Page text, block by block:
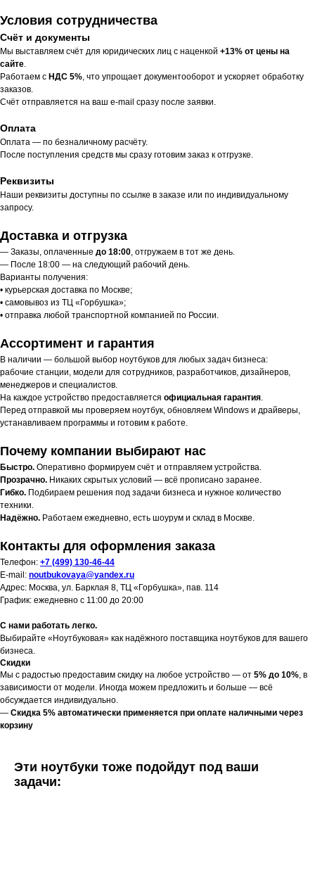
Условия сотрудничества
Счёт и документы
Мы выставляем счёт для юридических лиц с наценкой +13% от цены на
сайте.
Работаем с НДС 5%, что упрощает документооборот и ускоряет обработку
заказов.
Счёт отправляется на ваш e-mail сразу после заявки.
Оплата
Оплата — по безналичному расчёту.
После поступления средств мы сразу готовим заказ к отгрузке.
Реквизиты
Наши реквизиты доступны по ссылке в заказе или по индивидуальному
запросу.
Доставка и отгрузка
— Заказы, оплаченные до 18:00, отгружаем в тот же день.
— После 18:00 — на следующий рабочий день.
Варианты получения:
• курьерская доставка по Москве;
• самовывоз из ТЦ «Горбушка»;
• отправка любой транспортной компанией по России.
Ассортимент и гарантия
В наличии — большой выбор ноутбуков для любых задач бизнеса:
рабочие станции, модели для сотрудников, разработчиков, дизайнеров,
менеджеров и специалистов.
На каждое устройство предоставляется официальная гарантия.
Перед отправкой мы проверяем ноутбук, обновляем Windows и драйверы,
устанавливаем программы и готовим к работе.
Почему компании выбирают нас
Быстро. Оперативно формируем счёт и отправляем устройства.
Прозрачно. Никаких скрытых условий — всё прописано заранее.
Гибко. Подбираем решения под задачи бизнеса и нужное количество
техники.
Надёжно. Работаем ежедневно, есть шоурум и склад в Москве.
Контакты для оформления заказа
Телефон: +7 (499) 130-46-44
E-mail: noutbukovaya@yandex.ru
Адрес: Москва, ул. Барклая 8, ТЦ «Горбушка», пав. 114
График: ежедневно с 11:00 до 20:00
С нами работать легко.
Выбирайте «Ноутбуковая» как надёжного поставщика ноутбуков для вашего
бизнеса.
Скидки
Мы с радостью предоставим скидку на любое устройство — от 5% до 10%, в
зависимости от модели. Иногда можем предложить и больше — всё
обсуждается индивидуально.
— Скидка 5% автоматически применяется при оплате наличными через
корзину
Эти ноутбуки тоже подойдут под ваши
задачи: